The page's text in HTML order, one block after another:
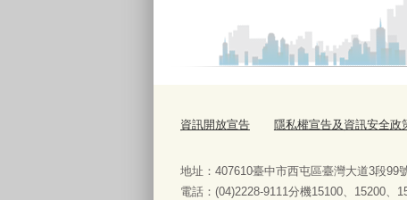
資訊開放宣告 隱私權宣告及資訊安全政
地址：407610臺中市西屯區臺灣大道3段99
電話：(04)2228-9111分機15100、15200、